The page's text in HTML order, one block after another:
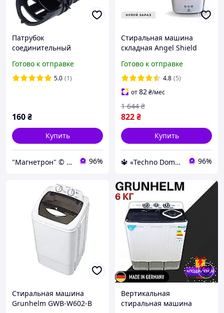
Патрубок
соединительный
стиральной машины LG
4738EN2002A
Готово к отправке
5.0 (1)
160₴
Купить
"Магнетрон" © Интернет-магазин запчастей и аксессуаров для бытовой техники 96%
Стиральная машина
складная Angel Shield
компактное решение для
стирки в дороге
Готово к отправке
4.8 (5)
от82₴/мес
822₴
1 644 ₴
Купить
🔱 «Techno Dom» Компетентность! Качество товара! Быстрая отправка! ✅ 96%
Стиральная машина
Grunhelm GWB-W602-B
Вертикальная
стиральная машина